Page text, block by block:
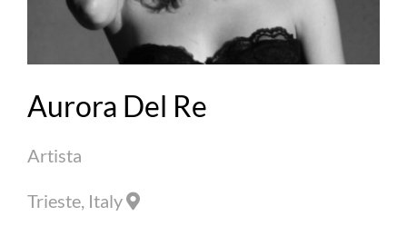
Aurora Del Re
Artista
Trieste, Italy